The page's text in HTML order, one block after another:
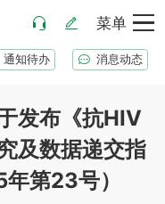
菜单
通知待办 消息动态
发布《抗HIV
及数据递交指
第23号）